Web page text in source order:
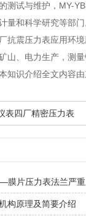
测试与维护 ，MY-
量和科学研究等部
抗震压力表应用环
山、电力生产，测
知识介绍全文内容
表四厂精密压力表
膜片压力表法兰严重
构原理及简要介绍